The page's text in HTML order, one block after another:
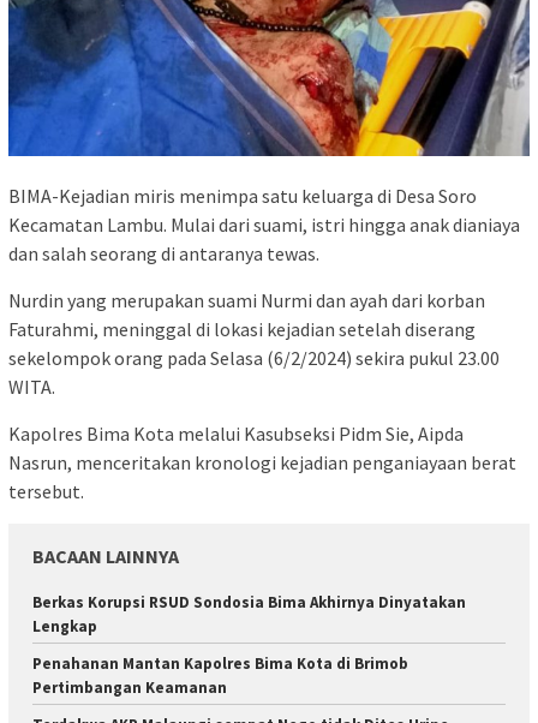
BIMA-Kejadian miris menimpa satu keluarga di Desa Soro
Kecamatan Lambu. Mulai dari suami, istri hingga anak dianiaya
dan salah seorang di antaranya tewas.
Nurdin yang merupakan suami Nurmi dan ayah dari korban
Faturahmi, meninggal di lokasi kejadian setelah diserang
sekelompok orang pada Selasa (6/2/2024) sekira pukul 23.00
WITA.
Kapolres Bima Kota melalui Kasubseksi Pidm Sie, Aipda
Nasrun, menceritakan kronologi kejadian penganiayaan berat
tersebut.
BACAAN LAINNYA
Berkas Korupsi RSUD Sondosia Bima Akhirnya Dinyatakan
Lengkap
Penahanan Mantan Kapolres Bima Kota di Brimob
Pertimbangan Keamanan